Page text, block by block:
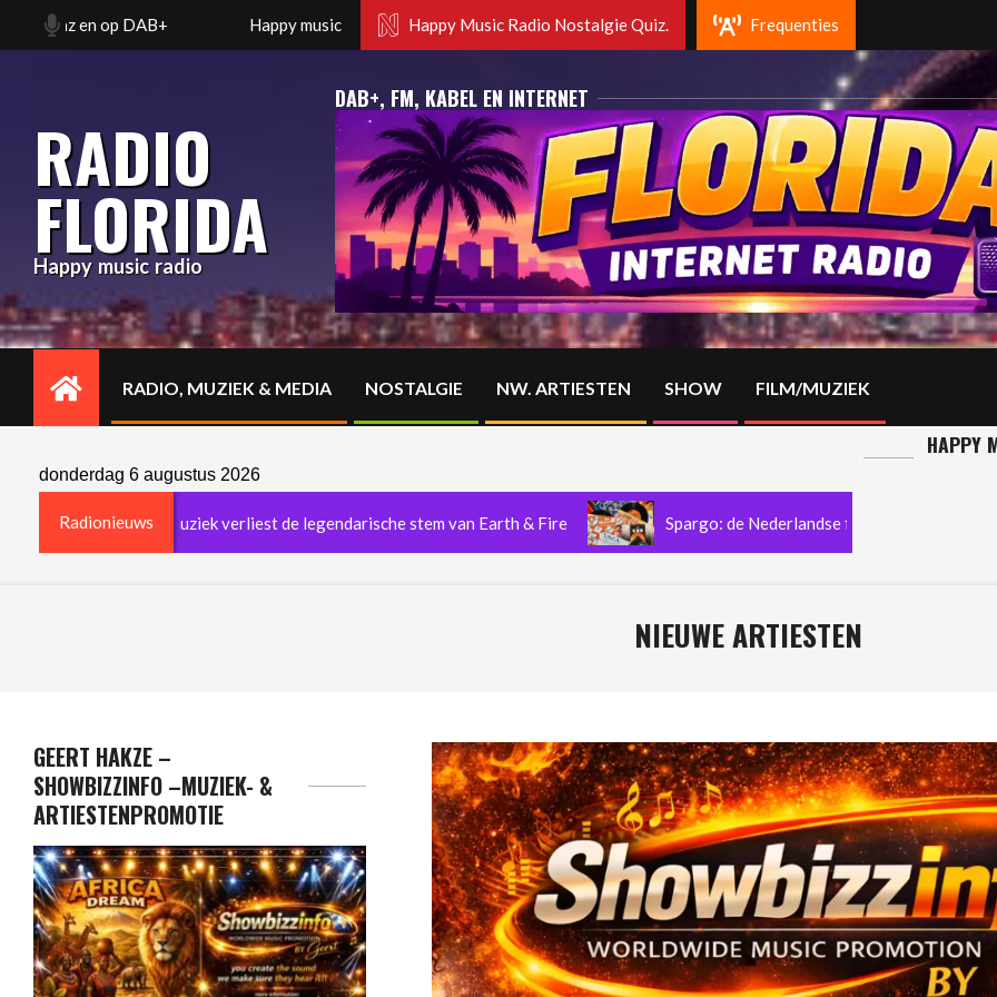
en op DAB+ Happy music radio. Florida radio Rotterdam. Fm 102.2 Mhz en op DAB+
Happy Music Radio Nostalgie Quiz. Frequenties
RADIO
FLORIDA
Happy music radio
DAB+, FM, KABEL EN INTERNET
Primary
Navigation
RADIO, MUZIEK & MEDIA NOSTALGIE NW. ARTIESTEN SHOW FILM/MUZIEK
donderdag 6 augustus 2026
Radionieuws
popmuziek verliest de legendarische stem van Earth & Fire Spargo: de Nederlandse funkband die nog altijd
HAPPY
NIEUWE ARTIESTEN
GEERT HAKZE –
SHOWBIZZINFO –MUZIEK- &
ARTIESTENPROMOTIE